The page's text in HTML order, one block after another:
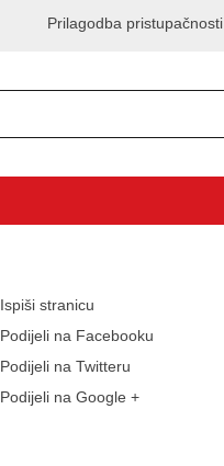
Prilagodba pristupačnosti
Ispiši stranicu
Podijeli na Facebooku
Podijeli na Twitteru
Podijeli na Google +